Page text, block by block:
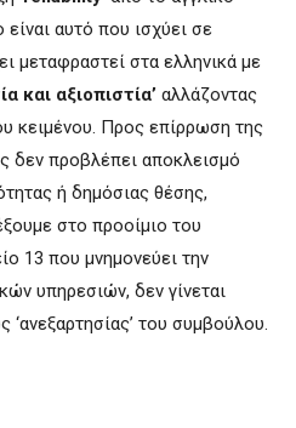
αυτό που ισχύει σε
μεταφραστεί στα ελληνικά με
και αξιοπιστία’ αλλάζοντας
κειμένου. Προς επίρρωση της
δεν προβλέπει αποκλεισμό
ή δημόσιας θέσης,
στο προοίμιο του
13 που μνημονεύει την
υπηρεσιών, δεν γίνεται
του συμβούλου.